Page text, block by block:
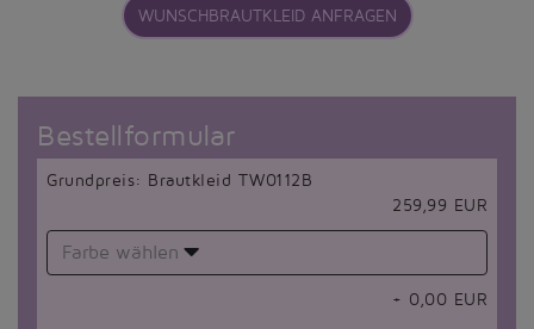
WUNSCHBRAUTKLEID ANFRAGEN
Bestellformular
Grundpreis: Brautkleid TW0112B
259,99 EUR
Farbe wählen
+ 0,00 EUR